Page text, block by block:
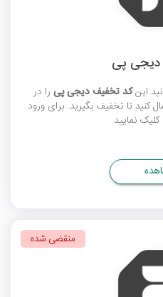
کد تخفیف دیجی پی را در
کنید تا تخفیف بگیرید. برای ورود
نمایید.
منقضی شده